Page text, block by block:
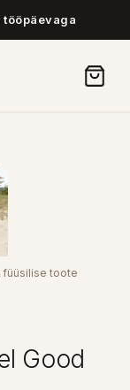
füüsilise toote
Good